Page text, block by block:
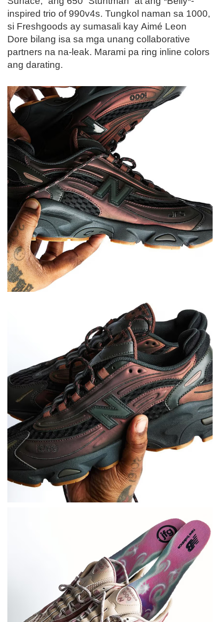
inspired trio of 990v4s. Tungkol naman sa 1000,
si Freshgoods ay sumasali kay Aimé Leon
Dore bilang isa sa mga unang collaborative
partners na na-leak. Marami pa ring inline colors
ang darating.